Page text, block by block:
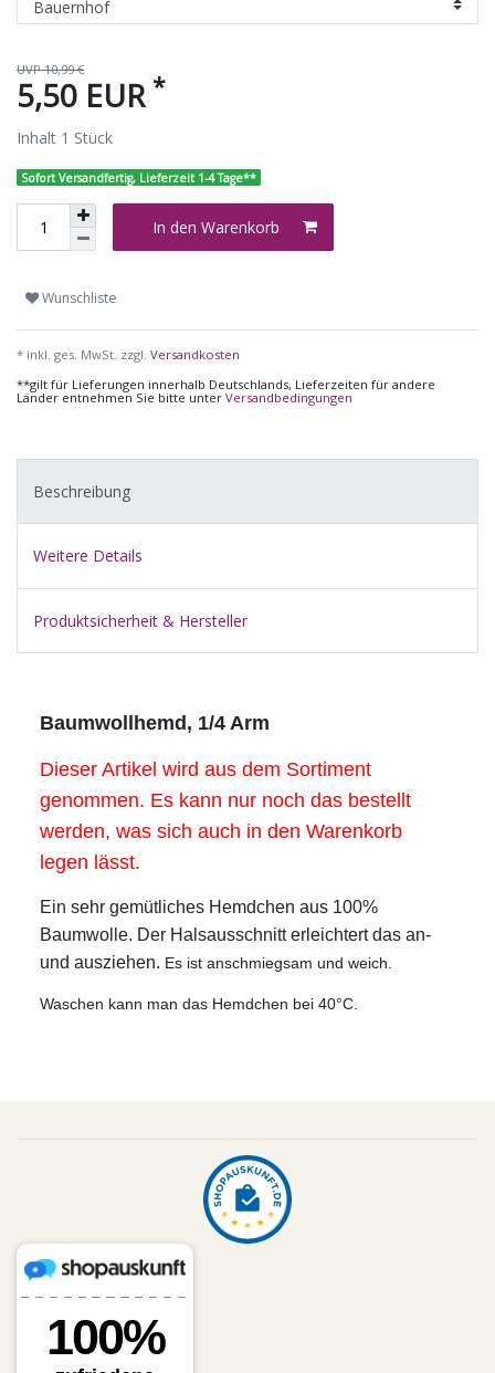
UVP 10,99 €
5,50 EUR *
Inhalt 1 Stück
Sofort Versandfertig, Lieferzeit 1-4 Tage**
In den Warenkorb
Wunschliste
* inkl. ges. MwSt. zzgl. Versandkosten
**gilt für Lieferungen innerhalb Deutschlands, Lieferzeiten für andere
Länder entnehmen Sie bitte unter Versandbedingungen
Beschreibung
Weitere Details
Produktsicherheit & Hersteller
Baumwollhemd, 1/4 Arm
Dieser Artikel wird aus dem Sortiment
genommen. Es kann nur noch das bestellt
werden, was sich auch in den Warenkorb
legen lässt.
Ein sehr gemütliches Hemdchen aus 100%
Baumwolle. Der Halsausschnitt erleichtert das an-
und ausziehen. Es ist anschmiegsam und weich.
Waschen kann man das Hemdchen bei 40°C.